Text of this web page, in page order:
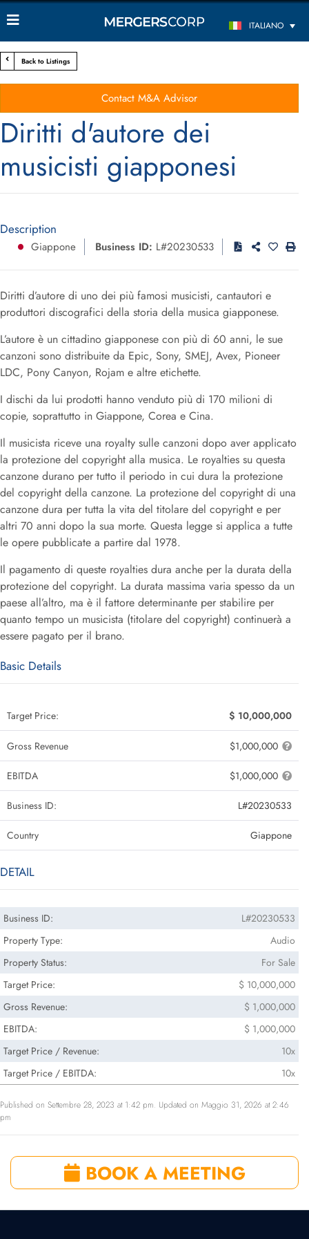
ITALIANO
Back to Listings
Contact M&A Advisor
Diritti d'autore dei
musicisti giapponesi
Description
Giappone Business ID: L#20230533
Diritti d’autore di uno dei più famosi musicisti, cantautori e
produttori discografici della storia della musica giapponese.
L’autore è un cittadino giapponese con più di 60 anni, le sue
canzoni sono distribuite da Epic, Sony, SMEJ, Avex, Pioneer
LDC, Pony Canyon, Rojam e altre etichette.
I dischi da lui prodotti hanno venduto più di 170 milioni di
copie, soprattutto in Giappone, Corea e Cina.
Il musicista riceve una royalty sulle canzoni dopo aver applicato
la protezione del copyright alla musica. Le royalties su questa
canzone durano per tutto il periodo in cui dura la protezione
del copyright della canzone. La protezione del copyright di una
canzone dura per tutta la vita del titolare del copyright e per
altri 70 anni dopo la sua morte. Questa legge si applica a tutte
le opere pubblicate a partire dal 1978.
Il pagamento di queste royalties dura anche per la durata della
protezione del copyright. La durata massima varia spesso da un
paese all’altro, ma è il fattore determinante per stabilire per
quanto tempo un musicista (titolare del copyright) continuerà a
essere pagato per il brano.
Basic Details
Target Price: $ 10,000,000
Gross Revenue $1,000,000
EBITDA $1,000,000
Business ID: L#20230533
Country Giappone
DETAIL
Business ID:
L#20230533
Property Type:
Audio
Property Status:
For Sale
Target Price:
$ 10,000,000
Gross Revenue:
$ 1,000,000
EBITDA:
$ 1,000,000
Target Price / Revenue:
10x
Target Price / EBITDA:
10x
Published on Settembre 28, 2023 at 1:42 pm. Updated on Maggio 31, 2026 at 2:46
pm
BOOK A MEETING